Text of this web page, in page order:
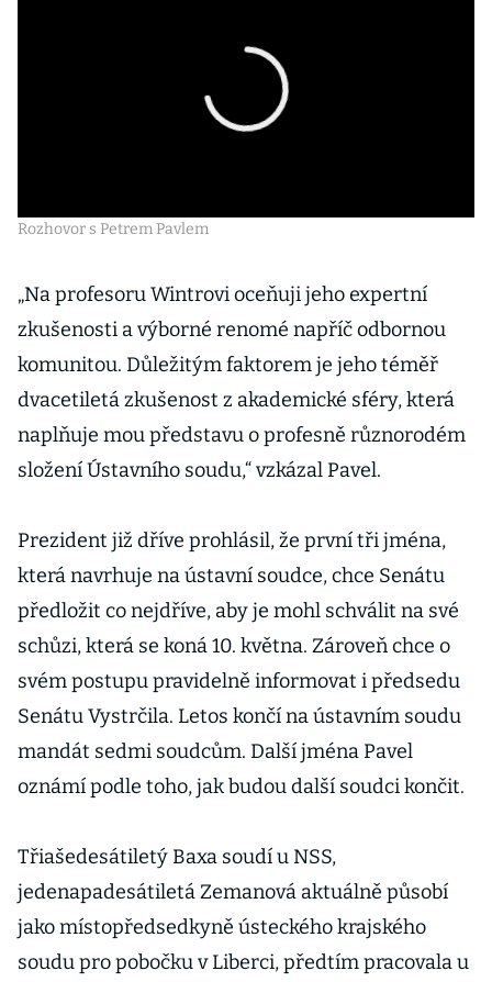
Rozhovor s Petrem Pavlem
„Na profesoru Wintrovi oceňuji jeho expertní
zkušenosti a výborné renomé napříč odbornou
komunitou. Důležitým faktorem je jeho téměř
dvacetiletá zkušenost z akademické sféry, která
naplňuje mou představu o profesně různorodém
složení Ústavního soudu,“ vzkázal Pavel.
Prezident již dříve prohlásil, že první tři jména,
která navrhuje na ústavní soudce, chce Senátu
předložit co nejdříve, aby je mohl schválit na své
schůzi, která se koná 10. května. Zároveň chce o
svém postupu pravidelně informovat i předsedu
Senátu Vystrčila. Letos končí na ústavním soudu
mandát sedmi soudcům. Další jména Pavel
oznámí podle toho, jak budou další soudci končit.
Třiašedesátiletý Baxa soudí u NSS,
jedenapadesátiletá Zemanová aktuálně působí
jako místopředsedkyně ústeckého krajského
soudu pro pobočku v Liberci, předtím pracovala u